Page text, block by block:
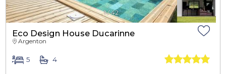
1/42
Eco Design House Ducarinne
Argenton
5 4